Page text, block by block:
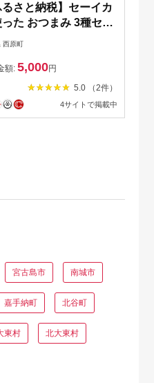
るさと納税】セーイカ
った おつまみ 3種セッ
きあげ・いか丸くん・
配送不可地域：離島】
】
西原町
額: 5,000円
5.0 （2件）
4サイトで掲載中
宮古島市 南城市
嘉手納町 北谷町
東村 北大東村